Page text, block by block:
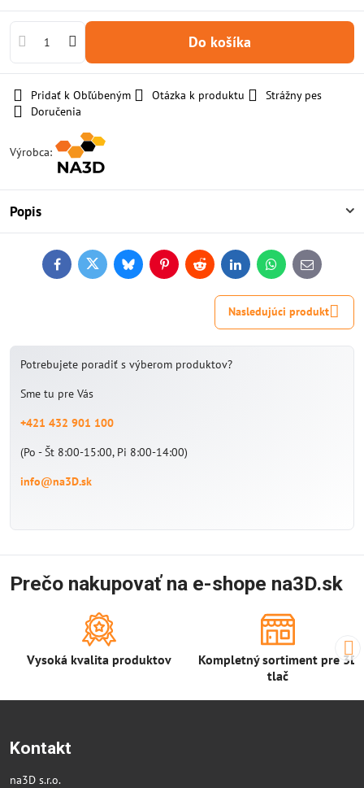
Do košíka
Pridať k Obľúbeným Otázka k produktu
Strážny pes
Doručenia
Výrobca:
Popis
FacebookTwitterBlueskyPinterestReddit LinkedInWhatsApp
E-
mail
Nasledujúci produkt
Potrebujete poradiť s výberom produktov?
Sme tu pre Vás
+421 432 901 100
(Po - Št 8:00-15:00, Pi 8:00-14:00)
info@na3D.sk
Prečo nakupovať na e-shope na3D.sk
Vysoká kvalita produktov
Kompletný sortiment pre 3D
tlač
Kontakt
na3D s.r.o.